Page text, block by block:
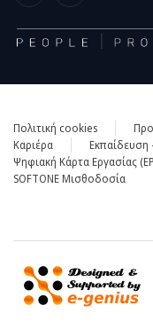
Πολιτική cookies
Καριέρα
Εκπαίδευση
Ψηφιακή Κάρτα Εργασίας
SOFTONE Μισθοδοσία